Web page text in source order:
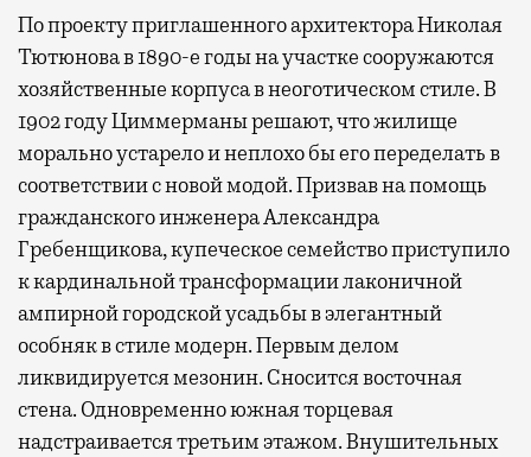
По проекту приглашенного архитектора Николая
Тютюнова в 1890-е годы на участке сооружаются
хозяйственные корпуса в неоготическом стиле. В
1902 году Циммерманы решают, что жилище
морально устарело и неплохо бы его переделать в
соответствии с новой модой. Призвав на помощь
гражданского инженера Александра
Гребенщикова, купеческое семейство приступило
к кардинальной трансформации лаконичной
ампирной городской усадьбы в элегантный
особняк в стиле модерн. Первым делом
ликвидируется мезонин. Сносится восточная
стена. Одновременно южная торцевая
надстраивается третьим этажом. Внушительных